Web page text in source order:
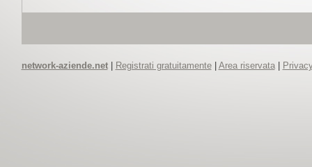
network-aziende.net| Registrati gratuitamente| Area riservata|